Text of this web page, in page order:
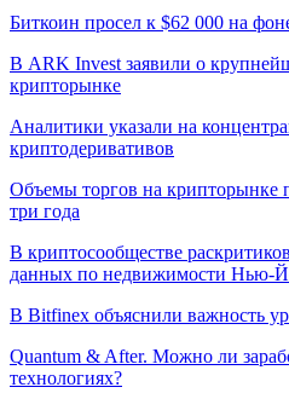
Биткоин просел к $62 000 на
В ARK Invest заявили о
крипторынке
Аналитики указали на
криптодеривативов
Объемы торгов на крипторынке
три года
В криптосообществе
данных по недвижимости Нью-
В Bitfinex объяснили важность
Quantum & After. Можно ли
технологиях?